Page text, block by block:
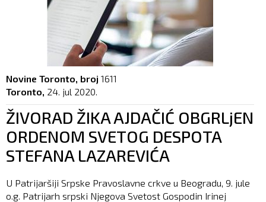
Novine Toronto, broj 1611
Toronto, 24. jul 2020.
ŽIVORAD ŽIKA AJDAČIĆ OBGRLjEN
ORDENOM SVETOG DESPOTA
STEFANA LAZAREVIĆA
U Patrijaršiji Srpske Pravoslavne crkve u Beogradu, 9. jule
o.g. Patrijarh srpski Njegova Svetost Gospodin Irinej